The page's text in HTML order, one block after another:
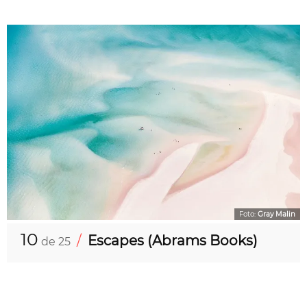
Foto: Gray Malin
10 de 25 / Escapes (Abrams Books)